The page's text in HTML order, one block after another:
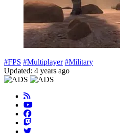
#FPS #Multiplayer #Military
Updated: 4 years ago